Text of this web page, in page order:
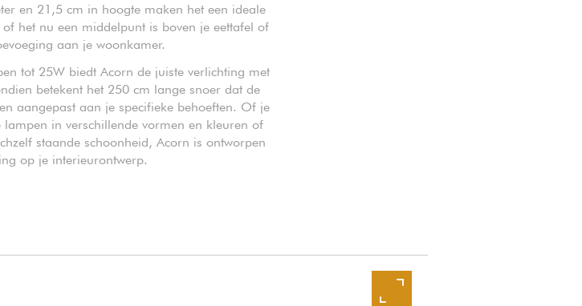
en 21,5 cm in hoogte maken het een ideale
het nu een middelpunt is boven je eettafel of
aan je woonkamer.
tot 25W biedt Acorn de juiste verlichting met
betekent het 250 cm lange snoer dat de
aangepast aan je specifieke behoeften. Of je
in verschillende vormen en kleuren of
staande schoonheid, Acorn is ontworpen
op je interieurontwerp.